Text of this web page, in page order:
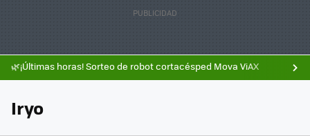
🌿¡Últimas horas! Sorteo de robot cortacésped Mova ViAX
Iryo